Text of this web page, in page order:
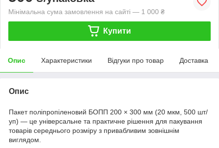
Мінімальна сума замовлення на сайті — 1 000 ₴
Купити
Опис Характеристики Відгуки про товар Доставка
Опис
Пакет поліпропіленовий БОПП 200 × 300 мм (20 мкм, 500 шт/
уп) — це універсальне та практичне рішення для пакування
товарів середнього розміру з привабливим зовнішнім
виглядом.